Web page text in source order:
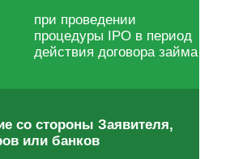
при проведении
процедуры IPO в период
действия договора займа
со стороны Заявителя,
или банков